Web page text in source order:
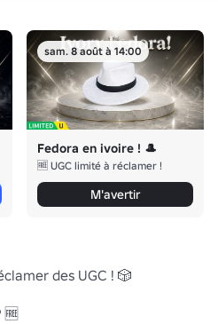
sam. 8 août à 14:00
Fedora en ivoire ! 🎩
🆓 UGC limité à réclamer !
M'avertir
des UGC ! 🎲
🆓